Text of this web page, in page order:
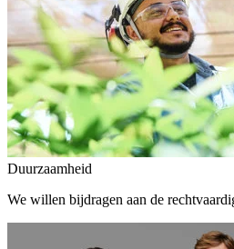
Duurzaamheid
We willen bijdragen aan de